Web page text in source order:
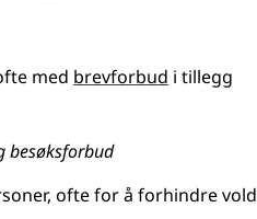
med brevforbud i tillegg
besøksforbud
ofte for å forhindre vold